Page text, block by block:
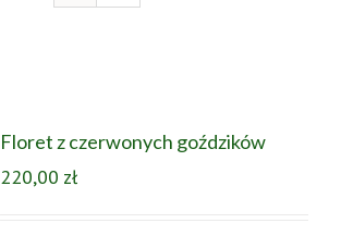
Floret z czerwonych goździków
220,00 zł